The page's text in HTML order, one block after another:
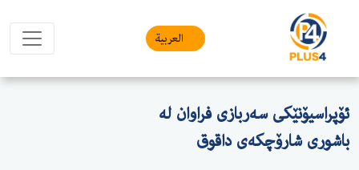
العربیة
ئۆپراسیۆنێکی سەربازی فراوان لە
باشوری شارۆچکەی داقوق